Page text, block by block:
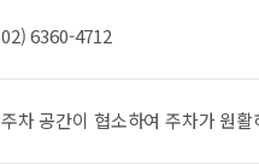
02) 6360-4712
주차 공간이 협소하여 주차가 원